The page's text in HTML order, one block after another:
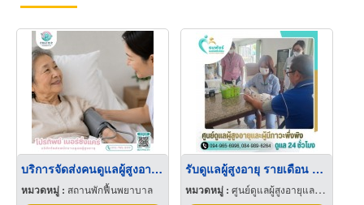
บริการจัดส่งคนดูแลผู้สูงอายุ แบบไป-กลับ
หมวดหมู่ : สถานพักฟื้นพยาบาล
รับดูแลผู้สูงอายุ รายเดือน ลาดพร้าว
หมวดหมู่ :ศูนย์ดูแลผู้สูงอายุและผู้ป่วยพักฟื้น